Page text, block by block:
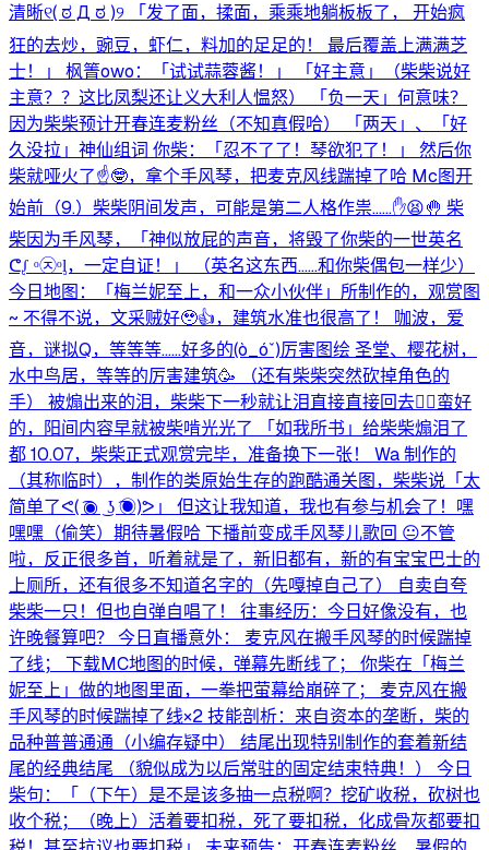
清晰୧⁠(⁠ ⁠ಠ⁠ ⁠Д⁠ ⁠ಠ⁠ ⁠)⁠୨ 「发了面，揉面，乘乘地躺板板了， 开始疯
狂的去炒，豌豆，虾仁，料加的足足的！ 最后覆盖上满满芝
士！」 枫箐owo：「试试蒜蓉酱！」 「好主意」（柴柴说好
主意？？这比凤梨还让义大利人愠怒） 「负一天」何意味？
因为柴柴预计开春连麦粉丝（不知真假哈） 「两天」、「好
久没拉」神仙组词 你柴：「忍不了了！琴欲犯了！」 然后你
柴就哑火了☝️🤓，拿个手风琴，把麦克风线踹掉了哈 Mc图开
始前（9.）柴柴阴间发声，可能是第二人格作祟……✋😫🤚 柴
柴因为手风琴，「神似放屁的声音，将毁了你柴的一世英名
ᕦ⁠ᶘ⁠ ⁠ᵒ⁠㉨⁠ᵒ⁠ᶅ⁠，一定自证！」 （英名这东西……和你柴偶包一样少）
今日地图：「梅兰妮至上，和一众小伙伴」所制作的，观赏图
~ 不得不说，文采贼好🥹👍，建筑水准也很高了！ 咖波，爱
音，谜拟Q，等等等……好多的(⁠ò⁠_⁠ó⁠ˇ⁠)⁠厉害图绘 圣堂、樱花树，
水中鸟居，等等的厉害建筑🥳 （还有柴柴突然砍掉角色的
手） 被煽出来的泪，柴柴下一秒就让泪直接直接回去🫩，蛮好
的，阳间内容早就被柴啃光光了 「如我所书」给柴柴煽泪了
都 10.07，柴柴正式观赏完毕，准备换下一张！ Wa 制作的
（其称临时），制作的类原始生存的跑酷通关图，柴柴说「太
简单了ᕙ⁠(⁠ ͡⁠◉⁠ ͜⁠ ⁠ʖ⁠ ͡⁠◉⁠)⁠ᕗ」 但这让我知道，我也有参与机会了！嘿
嘿嘿（偷笑）期待暑假哈 下播前变成手风琴儿歌回 😐不管
啦，反正很多首，听着就是了，新旧都有，新的有宝宝巴士的
上厕所，还有很多不知道名字的（先嘎掉自己了） 自卖自夸
柴柴一只！但也自弹自唱了！ 往事经历：今日好像没有，也
许晚餐算吧？ 今日直播意外： 麦克风在搬手风琴的时候踹掉
了线； 下载MC地图的时候，弹幕先断线了； 你柴在「梅兰
妮至上」做的地图里面，一拳把萤幕给崩碎了； 麦克风在搬
手风琴的时候踹掉了线×2 技能剖析：来自资本的垄断，柴的
品种普普通通（小编存疑中） 结尾出现特别制作的套着新结
尾的经典结尾 （貌似成为以后常驻的固定结束特典！） 今日
柴句：「（下午）是不是该多抽一点税啊？挖矿收税，砍树也
收个税；（晚上）活着要扣税，死了要扣税，化成骨灰都要扣